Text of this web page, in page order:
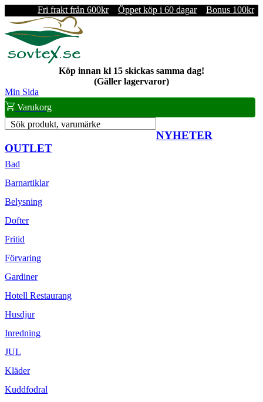
Fri frakt från 600kr Öppet köp i 60 dagar Bonus 100kr
Köp innan kl 15 skickas samma dag!
(Gäller lagervaror)
Min Sida
Varukorg
Sök produkt, varumärke
NYHETER
OUTLET
Bad
Barnartiklar
Belysning
Dofter
Fritid
Förvaring
Gardiner
Hotell Restaurang
Husdjur
Inredning
JUL
Kläder
Kuddfodral